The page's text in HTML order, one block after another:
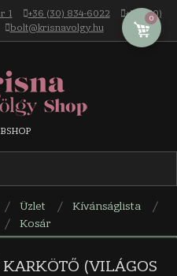
1 +36 (30) 834-6022
+36 (30)
bolt@krisnavolgy.hu
Üzlet
Kívánságlista
Kosár
(VILÁGOS
0